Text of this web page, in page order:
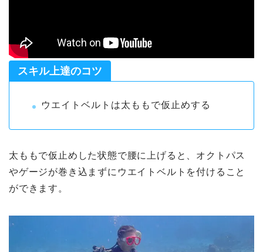
スキル上達のコツ
ウエイトベルトは太ももで仮止めする
太ももで仮止めした状態で腰に上げると、オクトパス
やゲージが巻き込まずにウエイトベルトを付けること
ができます。